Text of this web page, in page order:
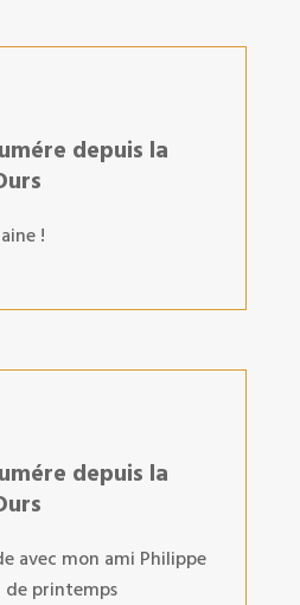
depuis la
!
depuis la
avec mon ami Philippe
de printemps